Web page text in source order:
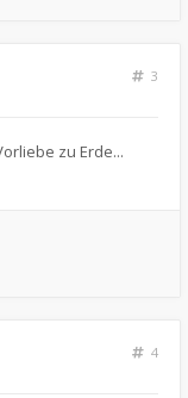
3
zu Erde...
4